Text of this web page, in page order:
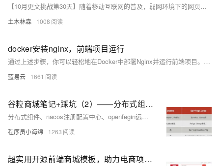
【10月更文挑战第30天】随着移动互联网的普及，弱网环境下的网页性能优化变得尤为重要。本文详细介绍了如何通过了解网络状况、优化资源加载、减少HTTP请求、调整弱网参数和代码优化等方法，提升网页在弱网环境下的加载速度和流畅性，从而改善用户体验。
土木林森 1008
docker安装nginx，前端项目运行
通过上述步骤，你可以轻松地在Docker中部署Nginx并运行前端项目。这种方法不仅简化了部署流程，还确保了环境的一致性，提高了开发和运维的效率。确保按步骤操作，并根据项目的具体需求进行相应的配置调整。
蓝易云 1661
谷粒商城笔记+踩坑（2）——分布式组件、前端基础，nacos+feign+gateway+ES6+vue脚手架
分布式组件、nacos注册配置中心、openfegin远程调用、网关gateway、ES6脚本语言规范、vue、elementUI
程序员小海绵 1263
超实用开源前端商城模板，助力电商项目飞速启航！免费直接可用！